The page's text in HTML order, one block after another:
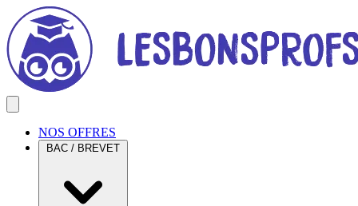
NOS OFFRES
BAC / BREVET